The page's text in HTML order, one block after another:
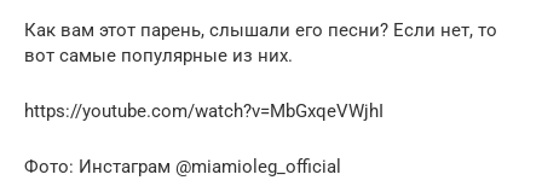
Как вам этот парень, слышали его песни? Если нет, то
вот самые популярные из них.
https://youtube.com/watch?v=MbGxqeVWjhI
Фото: Инстаграм @miamioleg_official